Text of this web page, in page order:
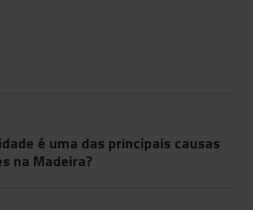
é uma das principais causas
na Madeira?